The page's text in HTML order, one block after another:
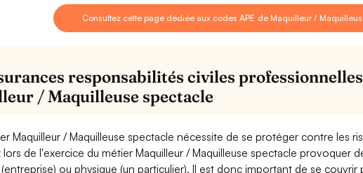
Consultez cette page dédiée aux codes APE de Maquilleur /
responsabilités civiles
/ Maquilleuse spectacle
Maquilleur / Maquilleuse spectacle nécessite de se protéger contre les
de l'exercice du métier Maquilleur / Maquilleuse spectacle provoquer
ou physique (un particulier). Il est donc important de se couvrir